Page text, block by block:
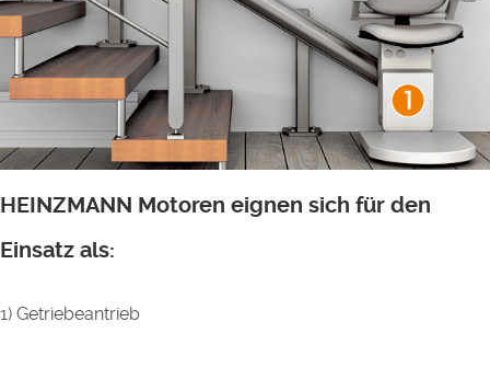
HEINZMANN Motoren eignen sich für den
Einsatz als:
1) Getriebeantrieb